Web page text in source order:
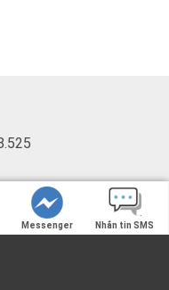
Messenger Nhắn tin SMS